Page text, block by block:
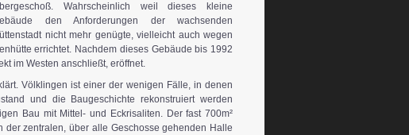
Wahrscheinlich weil dieses kleine
den Anforderungen der wachsenden
nicht mehr genügte, vielleicht auch wegen
errichtet. Nachdem dieses Gebäude bis 1992
im Westen anschließt, eröffnet.
Völklingen ist einer der wenigen Fälle, in denen
und die Baugeschichte rekonstruiert werden
Bau mit Mittel- und Eckrisaliten. Der fast 700m²
zentralen, über alle Geschosse gehenden Halle